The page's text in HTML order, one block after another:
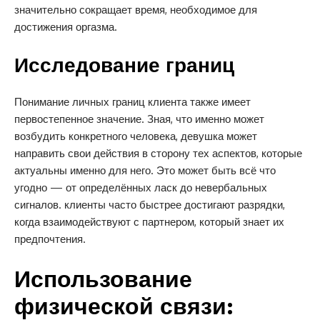
значительно сокращает время, необходимое для
достижения оргазма.
Исследование границ
Понимание личных границ клиента также имеет
первостепенное значение. Зная, что именно может
возбудить конкретного человека, девушка может
направить свои действия в сторону тех аспектов, которые
актуальны именно для него. Это может быть всё что
угодно — от определённых ласк до невербальных
сигналов. клиенты часто быстрее достигают разрядки,
когда взаимодействуют с партнером, который знает их
предпочтения.
Использование
физической связи: